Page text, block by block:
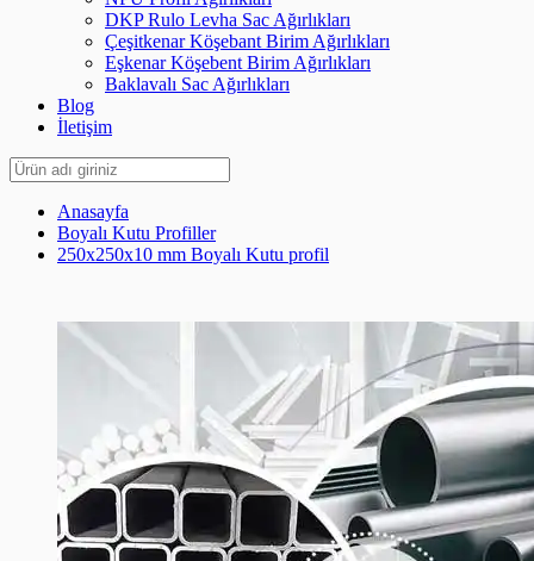
DKP Rulo Levha Sac Ağırlıkları
Çeşitkenar Köşebant Birim Ağırlıkları
Eşkenar Köşebent Birim Ağırlıkları
Baklavalı Sac Ağırlıkları
Blog
İletişim
Anasayfa
Boyalı Kutu Profiller
250x250x10 mm Boyalı Kutu profil